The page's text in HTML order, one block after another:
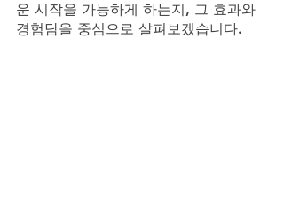
운 시작을 가능하게 하는지, 그 효과와
경험담을 중심으로 살펴보겠습니다.